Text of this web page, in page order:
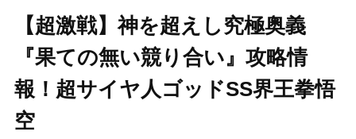
【超激戦】神を超えし究極奥義
『果ての無い競り合い』攻略情
報！超サイヤ人ゴッドSS界王拳悟
空